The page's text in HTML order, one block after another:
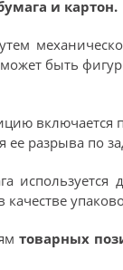
и картон.
быть
включается
ее разрыва по
товарных